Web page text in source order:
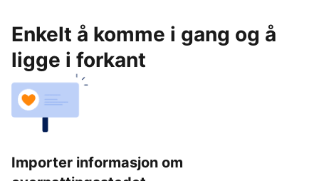
Enkelt å komme i gang og å
ligge i forkant
Importer informasjon om